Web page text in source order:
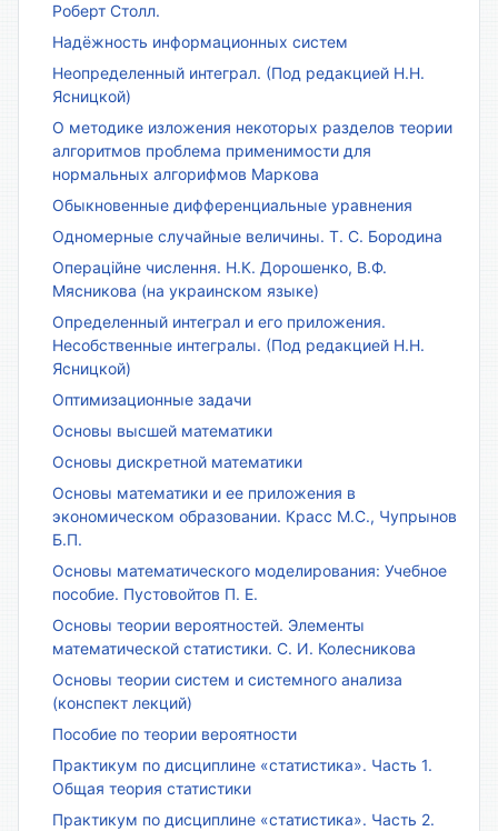
Роберт Столл.
Надёжность информационных систем
Неопределенный интеграл. (Под редакцией Н.Н.
Ясницкой)
О методике изложения некоторых разделов теории
алгоритмов проблема применимости для
нормальных алгорифмов Маркова
Обыкновенные дифференциальные уравнения
Одномерные случайные величины. Т. С. Бородина
Операційне числення. Н.К. Дорошенко, В.Ф.
Мясникова (на украинском языке)
Определенный интеграл и его приложения.
Несобственные интегралы. (Под редакцией Н.Н.
Ясницкой)
Оптимизационные задачи
Основы высшей математики
Основы дискретной математики
Основы математики и ее приложения в
экономическом образовании. Красс М.С., Чупрынов
Б.П.
Основы математического моделирования: Учебное
пособие. Пустовойтов П. Е.
Основы теории вероятностей. Элементы
математической статистики. С. И. Колесникова
Основы теории систем и системного анализа
(конспект лекций)
Пособие по теории вероятности
Практикум по дисциплине «статистика». Часть 1.
Общая теория статистики
Практикум по дисциплине «статистика». Часть 2.